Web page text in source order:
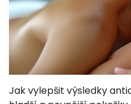
Jak vylepšit výsledky